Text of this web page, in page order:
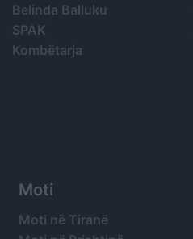
Belinda Balluku
SPAK
Kombëtarja
Moti
Moti në Tiranë